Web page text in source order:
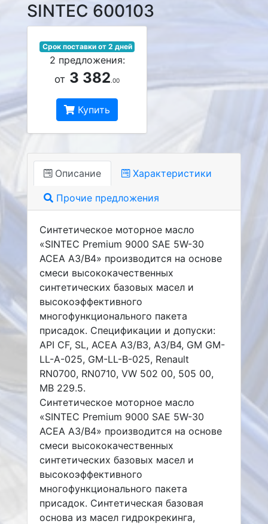
SINTEC 600103
Срок поставки от 2 дней
2 предложения:
от 3 382.00
Купить
Описание Характеристики
Прочие предложения
Синтетическое моторное масло
«SINTEC Premium 9000 SAE 5W-30
ACEA A3/B4» производится на основе
смеси высококачественных
синтетических базовых масел и
высокоэффективного
многофункционального пакета
присадок. Спецификации и допуски:
API CF, SL, ACEA A3/B3, A3/B4, GM GM-
LL-A-025, GM-LL-B-025, Renault
RN0700, RN0710, VW 502 00, 505 00,
MB 229.5.
Синтетическое моторное масло
«SINTEC Premium 9000 SAE 5W-30
ACEA A3/B4» производится на основе
смеси высококачественных
синтетических базовых масел и
высокоэффективного
многофункционального пакета
присадок. Синтетическая базовая
основа из масел гидрокрекинга,